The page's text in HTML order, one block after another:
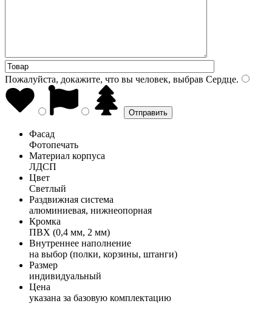
Пожалуйста, докажите, что вы человек, выбрав Сердце.
Фасад
Фотопечать
Материал корпуса
ЛДСП
Цвет
Светлый
Раздвижная система
алюминиевая, нижнеопорная
Кромка
ПВХ (0,4 мм, 2 мм)
Внутреннее наполнение
на выбор (полки, корзины, штанги)
Размер
индивидуальный
Цена
указана за базовую комплектацию